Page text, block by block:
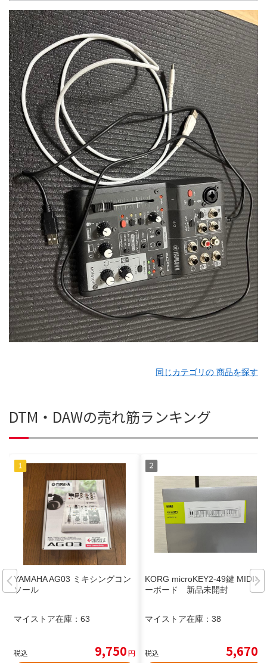
同じカテゴリの 商品を探す
DTM・DAWの売れ筋ランキング
YAMAHA AG03 ミキシングコン
ソール
マイストア在庫： 63
税込 9,750円
KORG microKEY2-49鍵 MIDIキ
ーボード 新品未開封
マイストア在庫： 38
税込 5,670